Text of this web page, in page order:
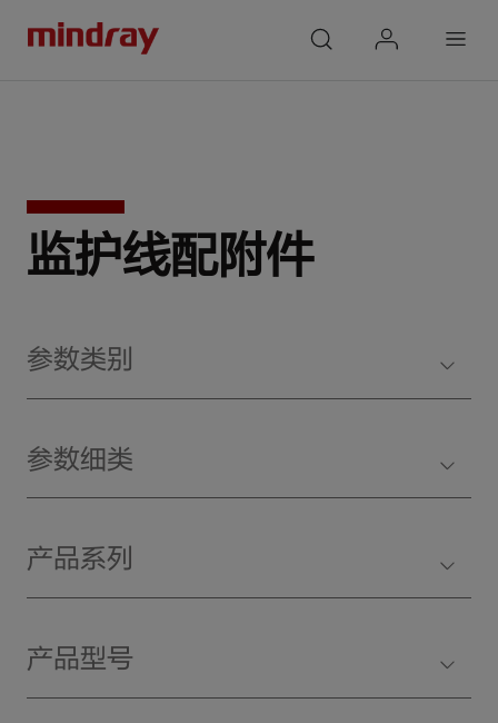
监护线配附件
参数类别
参数细类
产品系列
产品型号